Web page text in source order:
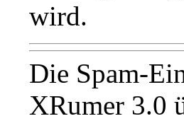
wird.
Die Spam-
XRumer 3.0